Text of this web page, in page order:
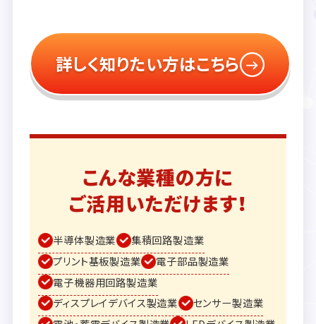
詳しく知りたい方はこちら
こんな業種の方に
ご活用いただけます！
半導体製造業
集積回路製造業
プリント基板製造業
電子部品製造業
電子機器用回路製造業
ディスプレイデバイス製造業
センサー製造業